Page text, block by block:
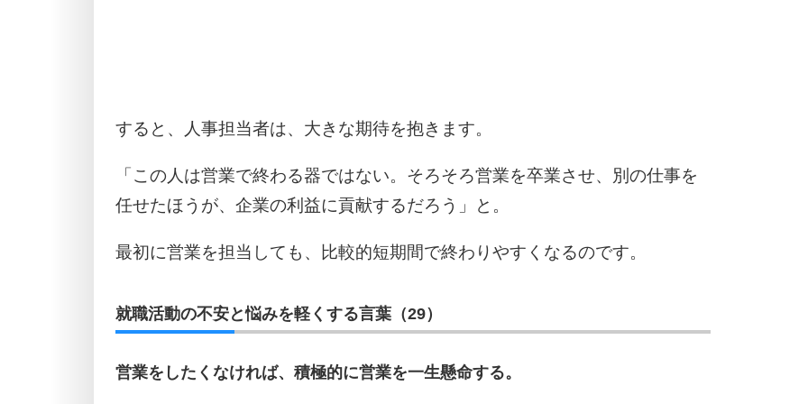
すると、人事担当者は、大きな期待を抱きます。
「この人は営業で終わる器ではない。そろそろ営業を卒業させ、別の仕事を
任せたほうが、企業の利益に貢献するだろう」と。
最初に営業を担当しても、比較的短期間で終わりやすくなるのです。
就職活動の不安と悩みを軽くする言葉（29）
営業をしたくなければ、積極的に営業を一生懸命する。